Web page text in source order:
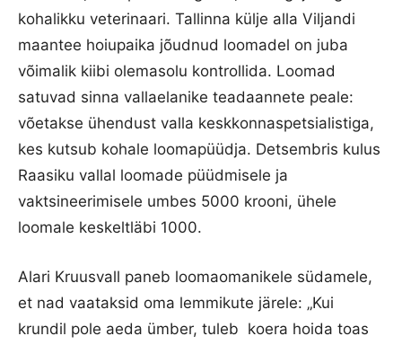
kohalikku veterinaari. Tallinna külje alla Viljandi
maantee hoiupaika jõudnud loomadel on juba
võimalik kiibi olemasolu kontrollida. Loomad
satuvad sinna vallaelanike teadaannete peale:
võetakse ühendust valla keskkonnaspetsialistiga,
kes kutsub kohale loomapüüdja. Detsembris kulus
Raasiku vallal loomade püüdmisele ja
vaktsineerimisele umbes 5000 krooni, ühele
loomale keskeltläbi 1000.
Alari Kruusvall paneb loomaomanikele südamele,
et nad vaataksid oma lemmikute järele: „Kui
krundil pole aeda ümber, tuleb koera hoida toas